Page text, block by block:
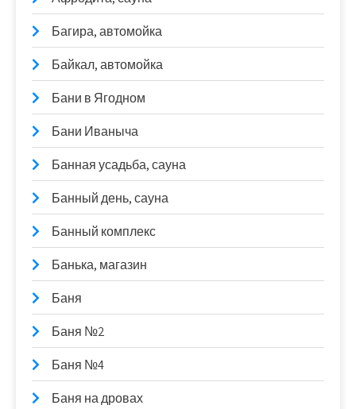
Багира, автомойка
Байкал, автомойка
Бани в Ягодном
Бани Иваныча
Банная усадьба, сауна
Банный день, сауна
Банный комплекс
Банька, магазин
Баня
Баня №2
Баня №4
Баня на дровах